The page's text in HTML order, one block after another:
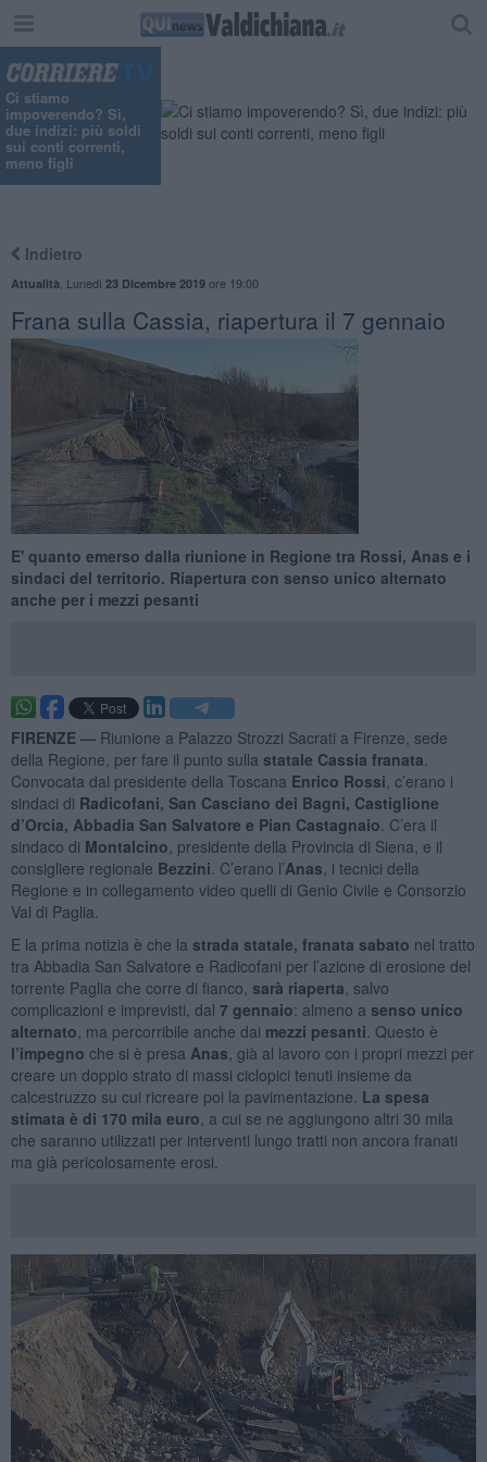
Ci stiamo
impoverendo? Sì,
due indizi: più soldi
sui conti correnti,
meno figli
Indietro
Attualità Lunedì 23 Dicembre 2019ore 19:00
Frana sulla Cassia, riapertura il 7 gennaio
E' quanto emerso dalla riunione in Regione tra Rossi, Anas e i
sindaci del territorio. Riapertura con senso unico alternato
anche per i mezzi pesanti
FIRENZE — Riunione a Palazzo Strozzi Sacrati a Firenze, sede
della Regione, per fare il punto sulla statale Cassia franata
Convocata dal presidente della Toscana Enrico Rossi , c’erano i
sindaci di Radicofani, San Casciano dei Bagni, Castiglione
d’Orcia, Abbadia San Salvatore e Pian Castagnaio . C’era il
sindaco di Montalcino , presidente della Provincia di Siena, e il
consigliere regionale Bezzini . C’erano l’Anas , i tecnici della
Regione e in collegamento video quelli di Genio Civile e Consorzio
Val di Paglia.
E la prima notizia è che la strada statale, franata sabato nel tratto
tra Abbadia San Salvatore e Radicofani per l’azione di erosione del
torrente Paglia che corre di fianco, sarà riaperta , salvo
complicazioni e imprevisti, dal 7 gennaio: almeno a senso unico
alternato , ma percorribile anche dai mezzi pesanti . Questo è
l’impegno che si è presa Anas , già al lavoro con i propri mezzi per
creare un doppio strato di massi ciclopici tenuti insieme da
calcestruzzo su cui ricreare poi la pavimentazione. La spesa
stimata è di 170 mila euro , a cui se ne aggiungono altri 30 mila
che saranno utilizzati per interventi lungo tratti non ancora franati
ma già pericolosamente erosi.